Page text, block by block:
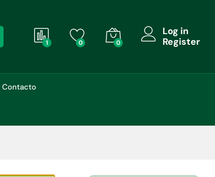
1 0 0
Log in
Register
Contacto